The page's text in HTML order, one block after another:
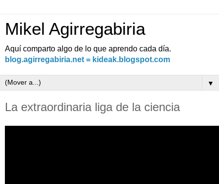
Mikel Agirregabiria
Aquí comparto algo de lo que aprendo cada día.
blog.agirregabiria.net = kideak.blogspot.com
▼
La extraordinaria liga de la ciencia